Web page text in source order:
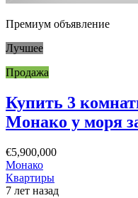
Премиум объявление
Лучшее
Продажа
Купить 3
Монако у моря
€5,900,000
Монако
Квартиры
7 лет назад